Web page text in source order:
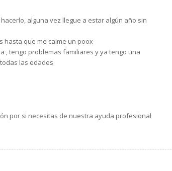
alguna vez llegue a estar algún año sin
hasta que me calme un poox
, tengo problemas familiares y ya tengo una
las edades
por si necesitas de nuestra ayuda profesional